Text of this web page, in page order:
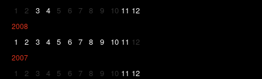
1 2 3 4 5 6 7 8 9 10 11 12
2008
1 2 3 4 5 6 7 8 9 10 11 12
2007
1 2 3 4 5 6 7 8 9 10 11 12